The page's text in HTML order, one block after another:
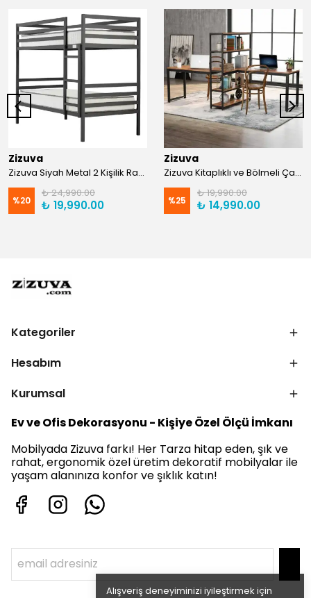
Alışveriş deneyiminizi iyileştirmek için
Zizuva
Zizuva Siyah Metal 2 Kişilik Ranza | TR0011-F
%20
₺ 24,990.00
₺ 19,990.00
Zizuva
Zizuva Kitaplıklı ve Bölmeli Çalışma Masası | CM1021-F-Suntalam
%25
₺ 19,990.00
₺ 14,990.00
Kategoriler
Hesabım
Kurumsal
Ev ve Ofis Dekorasyonu - Kişiye Özel Ölçü İmkanı
Mobilyada Zizuva farkı! Her Tarza hitap eden, şık ve
rahat, ergonomik özel üretim dekoratif mobilyalar ile
yaşam alanınıza konfor ve şıklık katın!